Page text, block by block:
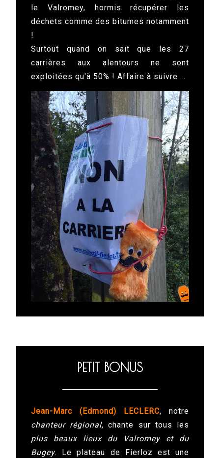
le Valromey, hormis récupérer les
déchets comme des bitumes notamment
!
Surtout quand on sait que les 27
carrières aux alentours ne sont
exploitées qu'à 50% ! Affaire à suivre …
PETIT BONUS
Jean-Marc (Edmond) LECLERC, notre
chanteur régional, chante sur tous les
plus beaux lieux du Valromey et du
Bugey. Le plateau de Fierloz est une